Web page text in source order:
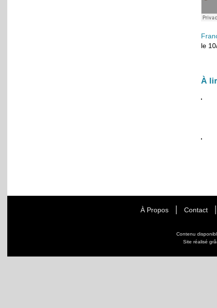
le
À
À Propos Contact
Contenu
Site réalisé